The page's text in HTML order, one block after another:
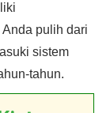
pulih dari
sistem
tahun.